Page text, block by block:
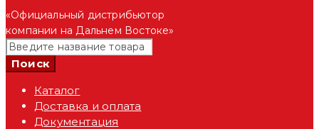
«Официальный дистрибьютор
компании на Дальнем Востоке»
Каталог
Доставка и оплата
Документация